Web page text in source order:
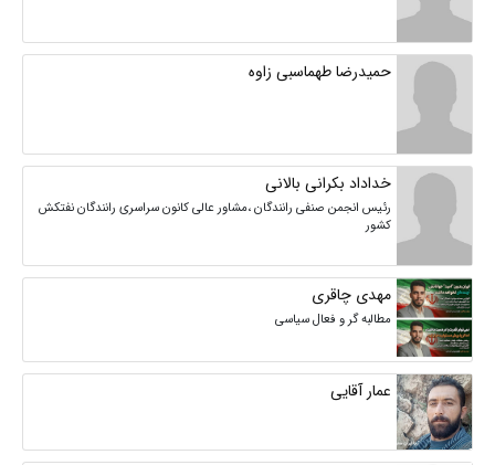
حمیدرضا طهماسبی زاوه
خداداد بکرانی بالانی
رئیس انجمن صنفی رانندگان ،مشاور عالی کانون سراسری رانندگان نفتکش
کشور
مهدی چاقری
مطالبه گر و فعال سیاسی
عمار آقایی